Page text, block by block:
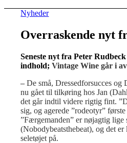
Nyheder
Overraskende nyt
Seneste nyt fra Peter
indhold;Vintage Wine går i
–De små, Dressedforsucces og
nu gået til tilkøring hos Jan
det går indtil videre rigtig fint.
sig, og agerede ”rodeotyr”
”Færgemanden” er nøjagtig lige
(Nobodybeatsthebeat), og det
seletøjet på.